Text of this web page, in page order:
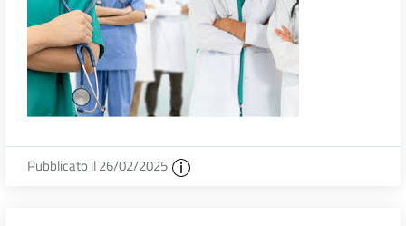
Pubblicato il 26/02/2025